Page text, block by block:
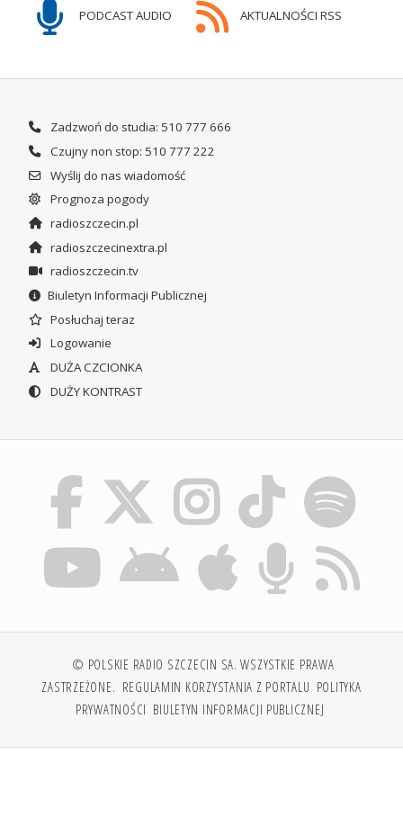
PODCAST AUDIO AKTUALNOŚCI RSS
Zadzwoń do studia: 510 777 666
Czujny non stop: 510 777 222
Wyślij do nas wiadomość
Prognoza pogody
radioszczecin.pl
radioszczecinextra.pl
radioszczecin.tv
Biuletyn Informacji Publicznej
Posłuchaj teraz
Logowanie
DUŻA CZCIONKA
DUŻY KONTRAST
© POLSKIE RADIO SZCZECIN SA. WSZYSTKIE PRAWA
ZASTRZEŻONE. REGULAMIN KORZYSTANIA Z PORTALU POLITYKA
PRYWATNOŚCI BIULETYN INFORMACJI PUBLICZNEJ